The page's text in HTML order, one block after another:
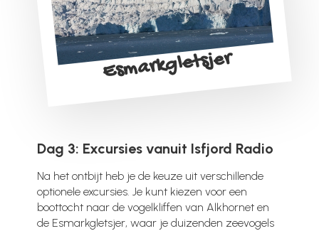
Esmarkgletsjer
Dag 3: Excursies vanuit Isfjord Radio
Na het ontbijt heb je de keuze uit verschillende
optionele excursies. Je kunt kiezen voor een
boottocht naar de vogelkliffen van Alkhornet en
de Esmarkgletsjer, waar je duizenden zeevogels